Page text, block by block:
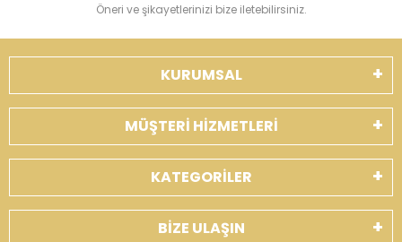
Öneri ve şikayetlerinizi bize iletebilirsiniz.
KURUMSAL
MÜŞTERİ HİZMETLERİ
KATEGORİLER
BİZE ULAŞIN